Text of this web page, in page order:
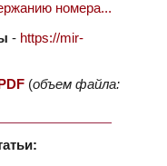
номера...
- https://mir-
(объем файла: